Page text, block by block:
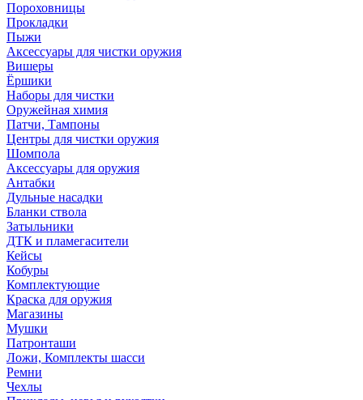
Пороховницы
Прокладки
Пыжи
Аксессуары для чистки оружия
Вишеры
Ёршики
Наборы для чистки
Оружейная химия
Патчи, Тампоны
Центры для чистки оружия
Шомпола
Аксессуары для оружия
Антабки
Дульные насадки
Бланки ствола
Затыльники
ДТК и пламегасители
Кейсы
Кобуры
Комплектующие
Краска для оружия
Магазины
Мушки
Патронташи
Ложи, Комплекты шасси
Ремни
Чехлы